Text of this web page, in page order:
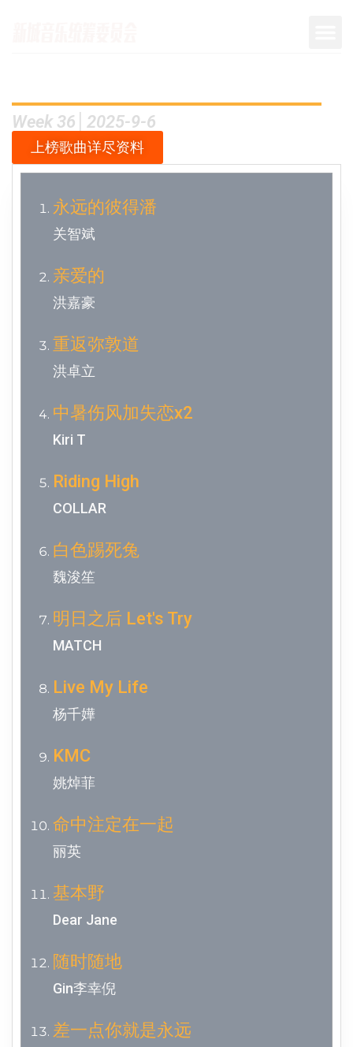
Week 36│2025-9-6
上榜歌曲详尽资料
永远的彼得潘
关智斌
亲爱的
洪嘉豪
重返弥敦道
洪卓立
中暑伤风加失恋x2
Kiri T
Riding High
COLLAR
白色踢死兔
魏浚笙
明日之后 Let's Try
MATCH
Live My Life
杨千嬅
KMC
姚焯菲
命中注定在一起
丽英
基本野
Dear Jane
随时随地
Gin李幸倪
差一点你就是永远